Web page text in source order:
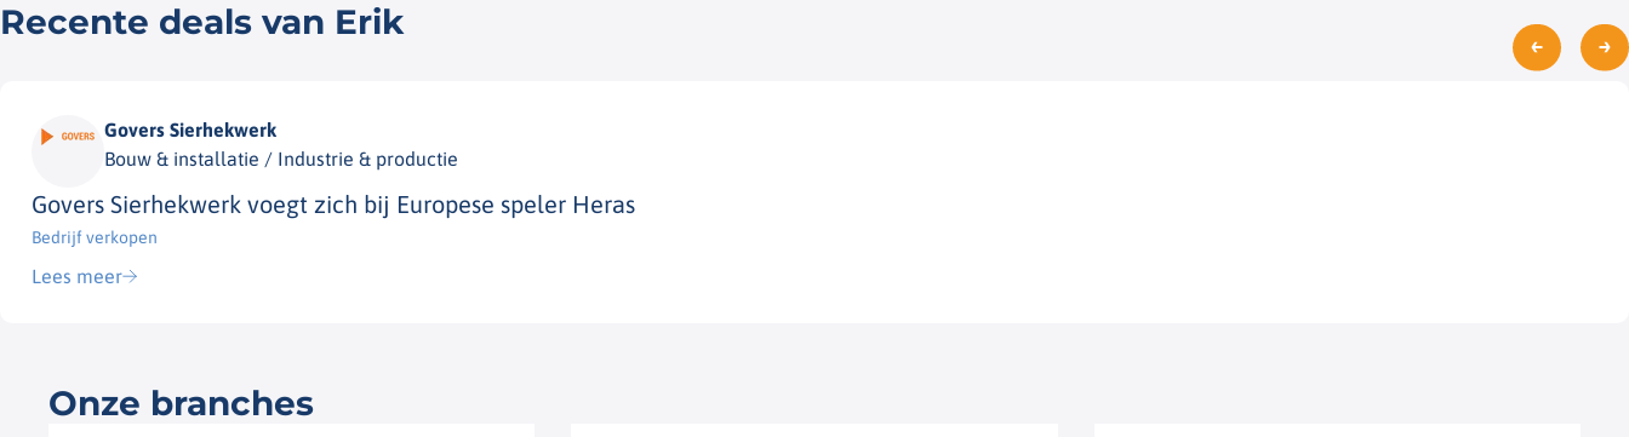
Recente deals van Erik
Govers Sierhekwerk
Bouw & installatie / Industrie & productie
Govers Sierhekwerk voegt zich bij Europese speler Heras
Bedrijf verkopen​
Lees meer
Onze branches